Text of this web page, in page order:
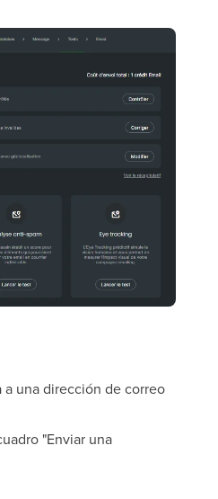
a una dirección de correo
"Enviar una